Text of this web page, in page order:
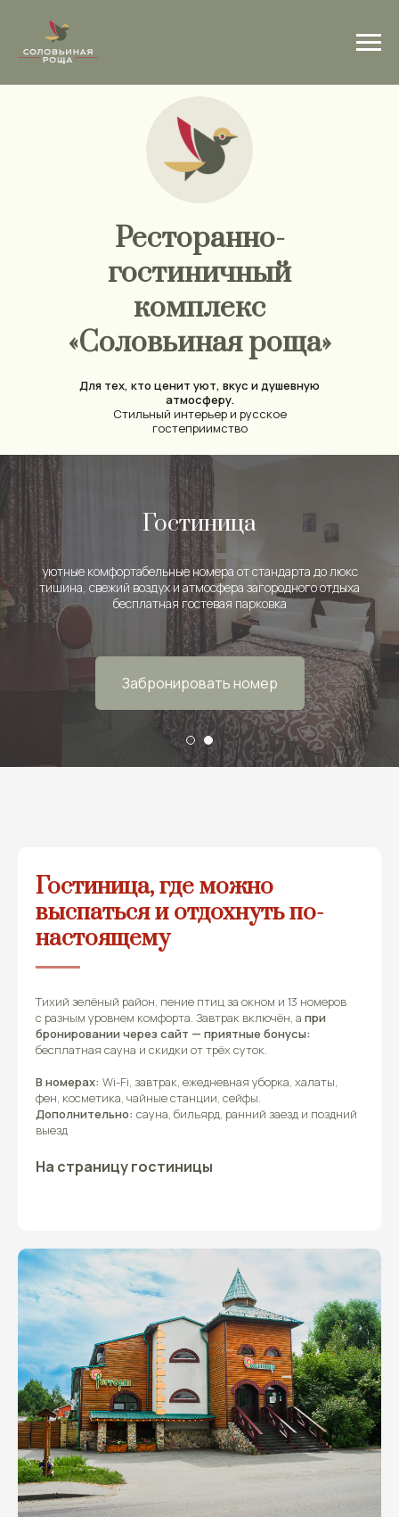
Ресторанно-
гостиничный
комплекс
«Соловьиная роща»
Для тех, кто ценит уют, вкус и душевную
атмосферу.
Стильный интерьер и русское
гостеприимство
Гостиница
уютные комфортабельные номера от стандарта до люкс
тишина, свежий воздух и атмосфера загородного отдыха
бесплатная гостевая парковка
Забронировать номер
Семейный ресторан
широкий выбор блюд русской и европейской кухни
банкеты, свадьбы и корпоративы под ключ
пати-боксы для взрослых и детей для различных мероприятий
Забронировать стол
Гостиница, где можно
выспаться и отдохнуть по-
настоящему
Тихий зелёный район, пение птиц за окном и 13 номеров
с разным уровнем комфорта. Завтрак включён, а при
бронировании через сайт — приятные бонусы:
бесплатная сауна и скидки от трёх суток.
В номерах: Wi-Fi, завтрак, ежедневная уборка, халаты,
фен, косметика, чайные станции, сейфы.
Дополнительно: сауна, бильярд, ранний заезд и поздний
выезд
На страницу гостиницы